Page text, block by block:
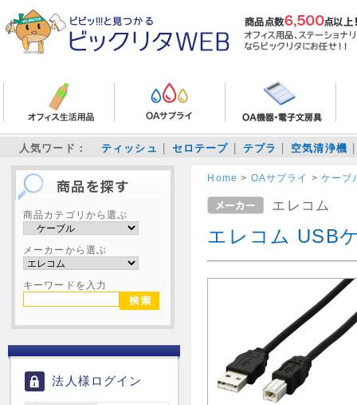
人気ワード： ティッシュ セロテープ テプラ 空気清浄機
商品カテゴリから選ぶ
メーカーから選ぶ
キーワードを入力
法人様ログイン
Home > OAサプライ >ケーブ
エレコム
エレコム USB